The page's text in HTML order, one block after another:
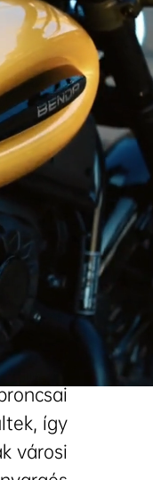
így
városi